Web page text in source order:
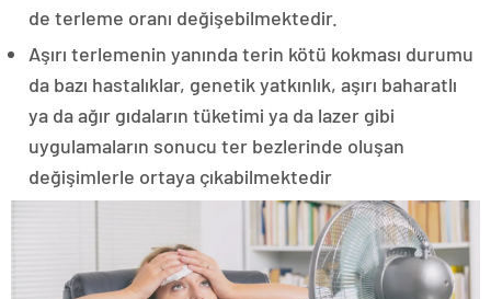
de terleme oranı değişebilmektedir.
Aşırı terlemenin yanında terin kötü kokması durumu
da bazı hastalıklar, genetik yatkınlık, aşırı baharatlı
ya da ağır gıdaların tüketimi ya da lazer gibi
uygulamaların sonucu ter bezlerinde oluşan
değişimlerle ortaya çıkabilmektedir